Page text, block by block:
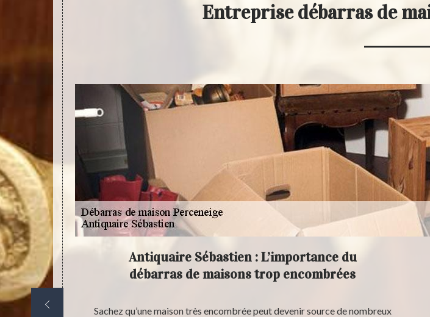
Entreprise débarras de
de
de votre
Antiquaire Sébastien : L’importance du
débarras de maisons trop encombrées
Sachez qu’une maison très encombrée peut devenir source de nombreux